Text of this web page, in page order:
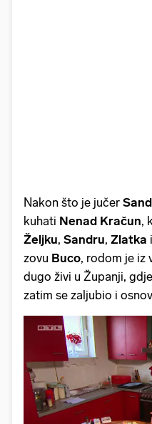
Nakon što je jučer
kuhati Nenad Kračun,
Željku, Sandru, Zlatka i
zovu Buco, rodom je iz
dugo živi u Županji,
zatim se zaljubio i